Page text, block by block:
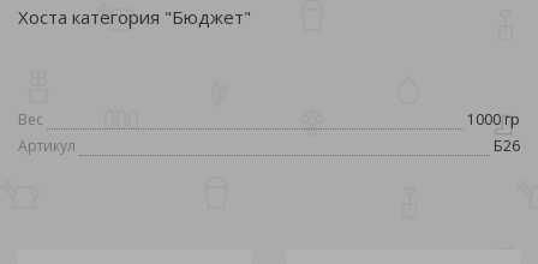
Хоста категория "Бюджет"
Вес
1000 гр
Артикул
Б26